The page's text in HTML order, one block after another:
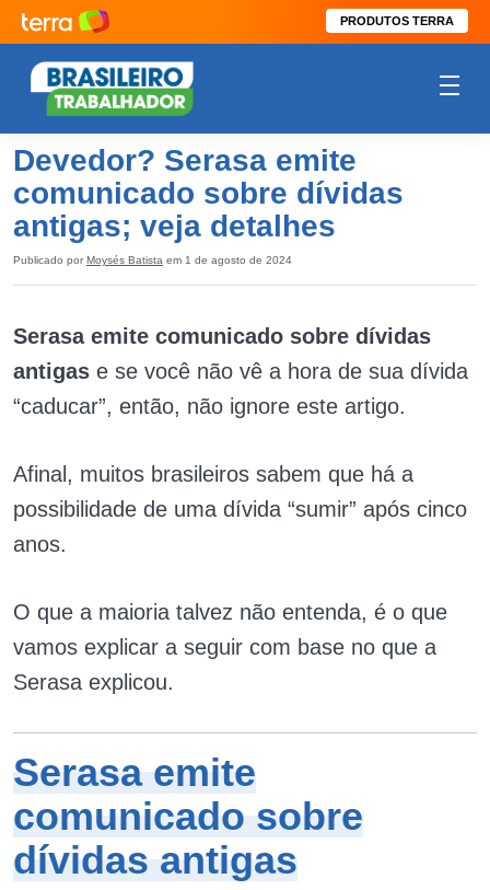
PRODUTOS TERRA
Devedor? Serasa emite
comunicado sobre dívidas
antigas; veja detalhes
Publicado por Moysés Batista em 1 de agosto de 2024
Serasa emite comunicado sobre dívidas
antigas e se você não vê a hora de sua dívida
“caducar”, então, não ignore este artigo.
Afinal, muitos brasileiros sabem que há a
possibilidade de uma dívida “sumir” após cinco
anos.
O que a maioria talvez não entenda, é o que
vamos explicar a seguir com base no que a
Serasa explicou.
Serasa emite
comunicado sobre
dívidas antigas